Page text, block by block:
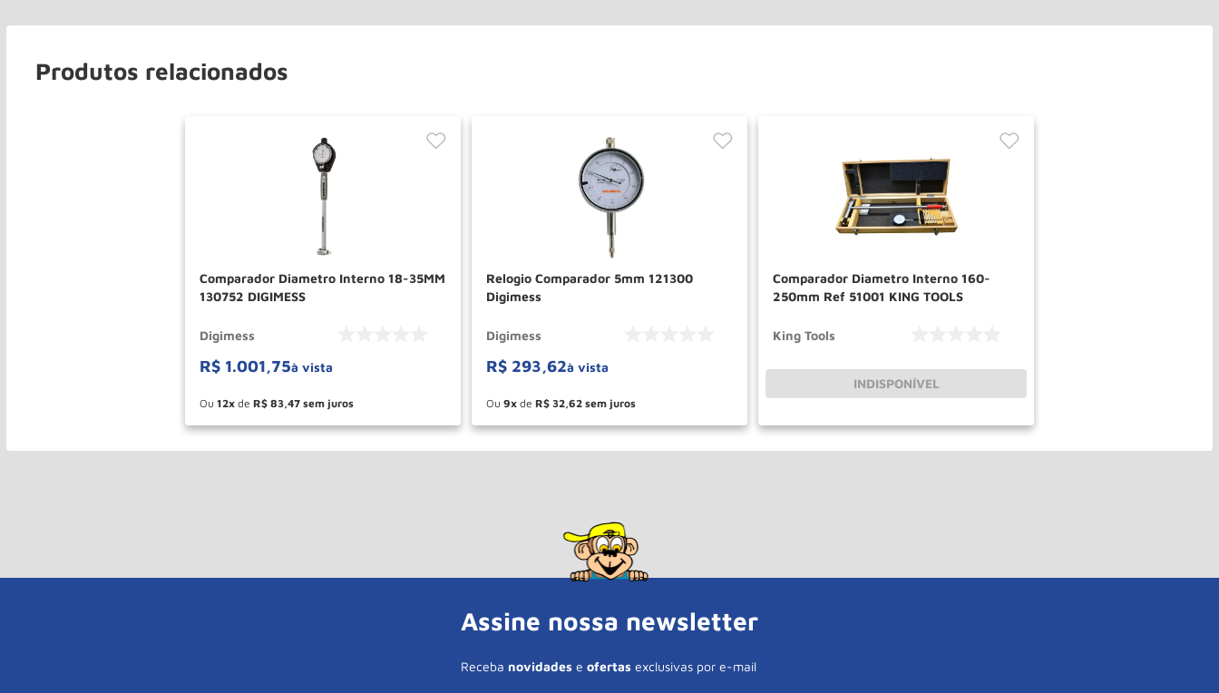
Produtos relacionados
Comparador Diametro Interno 18-35MM
130752 DIGIMESS
Digimess
R$ 1.001,75à vista
Ou 12 de R$ 83,47
＋
－ COMPRAR
Relogio Comparador 5mm 121300
Digimess
Digimess
R$ 293,62à vista
Ou 9 de R$ 32,62
＋
－ COMPRAR
Comparador Diametro Interno 160-
250mm Ref 51001 KING TOOLS
King Tools
INDISPONÍVEL
Assine nossa newsletter
Receba novidades e ofertas exclusivas por e-mail